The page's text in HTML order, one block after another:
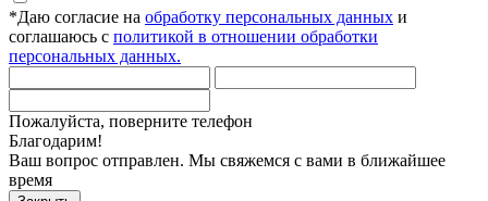
*Даю согласие на обработку персональных данных и
соглашаюсь с политикой в отношении обработки
персональных данных.
Пожалуйста, поверните телефон
Благодарим!
Ваш вопрос отправлен. Мы свяжемся с вами в ближайшее
время